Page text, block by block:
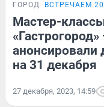
ГОРОД ВСТРЕЧАЕМ
Мастер-
анонсировали
на 31 декабря
27 декабря, 2023, 14:59